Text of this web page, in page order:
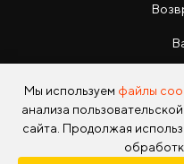
Мы используем файлы
анализа
сайта. Продолжая